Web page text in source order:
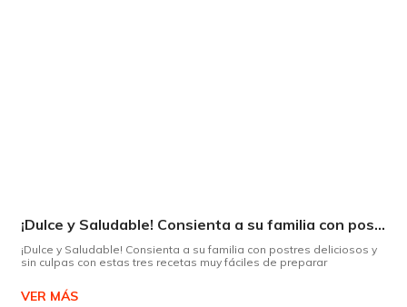
¡Dulce y Saludable! Consienta a su familia con postres deliciosos y sin culpas
¡Dulce y Saludable! Consienta a su familia con postres deliciosos y
sin culpas con estas tres recetas muy fáciles de preparar
VER MÁS